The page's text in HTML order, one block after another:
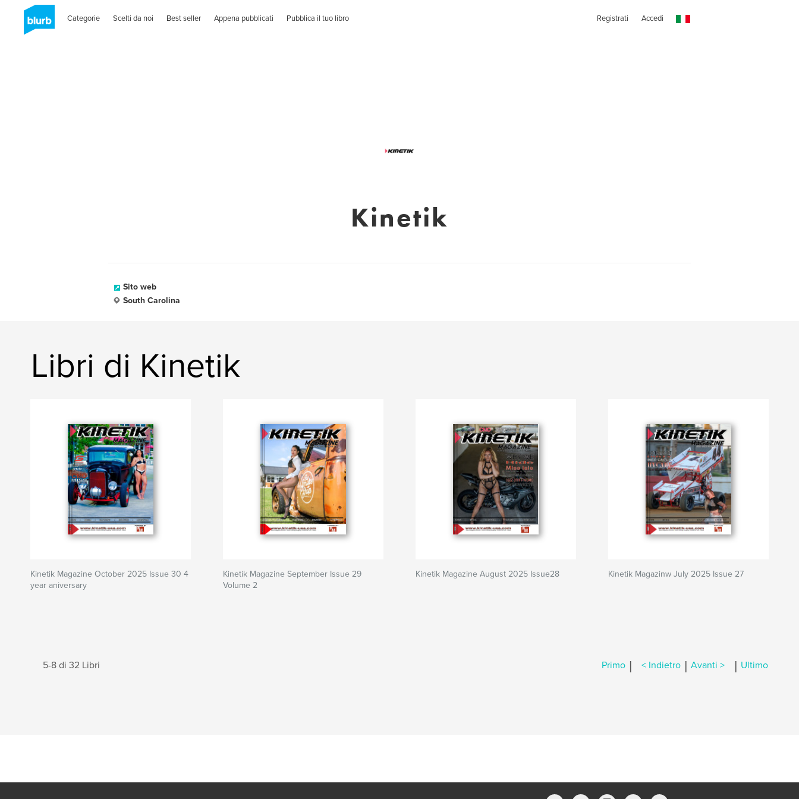
Categorie Scelti da noi Best seller Appena pubblicati Pubblica il tuo libro Registrati Accedi
Kinetik
Sito web
South Carolina
Libri di Kinetik
Kinetik Magazine October 2025 Issue 30 4
year aniversary
Kinetik Magazine September Issue 29
Volume 2
Kinetik Magazine August 2025 Issue28 Kinetik Magazinw July 2025 Issue 27
5-8 di 32 Libri Primo | < Indietro | Avanti > | Ultimo